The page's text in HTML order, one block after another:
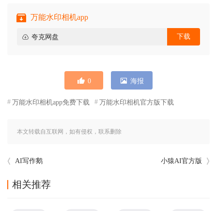
万能水印相机app
夸克网盘 下载
0 海报
万能水印相机app免费下载 万能水印相机官方版下载
本文转载自互联网，如有侵权，联系删除
AI写作鹅 小猿AI官方版
相关推荐